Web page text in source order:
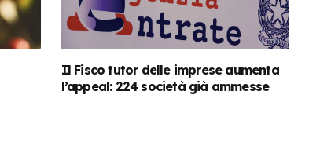
Il Fisco tutor delle imprese aumenta
l’appeal: 224 società già ammesse